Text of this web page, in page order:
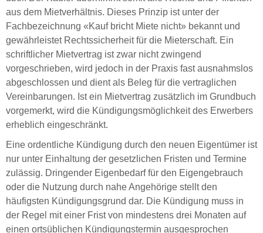
aus dem Mietverhältnis. Dieses Prinzip ist unter der
Fachbezeichnung «Kauf bricht Miete nicht» bekannt und
gewährleistet Rechtssicherheit für die Mieterschaft. Ein
schriftlicher Mietvertrag ist zwar nicht zwingend
vorgeschrieben, wird jedoch in der Praxis fast ausnahmslos
abgeschlossen und dient als Beleg für die vertraglichen
Vereinbarungen. Ist ein Mietvertrag zusätzlich im Grundbuch
vorgemerkt, wird die Kündigungsmöglichkeit des Erwerbers
erheblich eingeschränkt.
Eine ordentliche Kündigung durch den neuen Eigentümer ist
nur unter Einhaltung der gesetzlichen Fristen und Termine
zulässig. Dringender Eigenbedarf für den Eigengebrauch
oder die Nutzung durch nahe Angehörige stellt den
häufigsten Kündigungsgrund dar. Die Kündigung muss in
der Regel mit einer Frist von mindestens drei Monaten auf
einen ortsüblichen Kündigungstermin ausgesprochen